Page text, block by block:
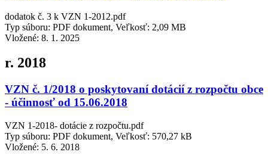
dodatok č. 3 k VZN 1-2012.pdf
Typ súboru: PDF dokument, Veľkosť: 2,09 MB
Vložené: 8. 1. 2025
r. 2018
VZN č. 1/2018 o poskytovaní dotácií z rozpočtu obce
- účinnosť od 15.06.2018
VZN 1-2018- dotácie z rozpočtu.pdf
Typ súboru: PDF dokument, Veľkosť: 570,27 kB
Vložené: 5. 6. 2018